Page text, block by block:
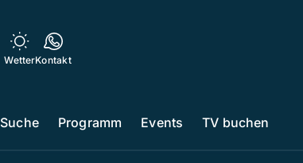
WetterKontakt
Suche Programm Events TV buchen